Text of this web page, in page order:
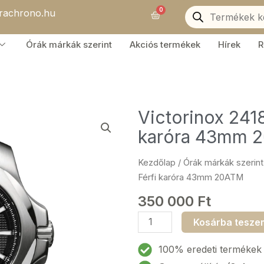
0Kosár
Products
search
Órák márkák szerint Akciós termékek Hírek
Victorinox
karóra 43mm
Kezdőlap / Órák márkák szerint
Férfi karóra 43mm 20ATM
350 000 Ft
Victorinox
241837
INOX
Kosárba
100% eredeti termékek